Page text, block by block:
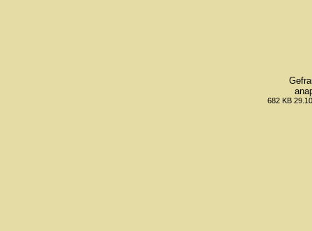
682 KB